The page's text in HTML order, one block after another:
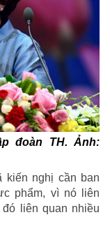
đoàn TH. Ảnh:
kiến nghị cần ban
phẩm, vì nó liên
liên quan nhiều